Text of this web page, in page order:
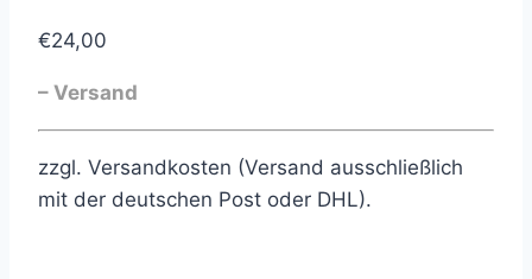
€24,00
– Versand
zzgl. Versandkosten (Versand ausschließlich
mit der deutschen Post oder DHL).